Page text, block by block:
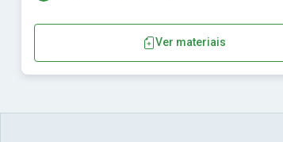
Ver materiais